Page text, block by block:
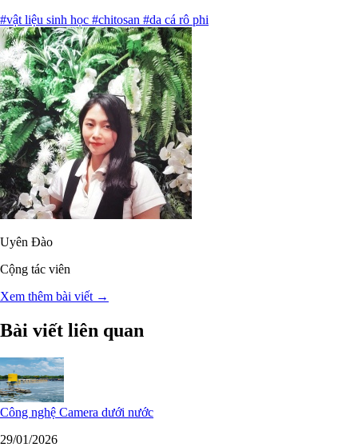
#vật liệu sinh học #chitosan #da cá rô phi
Uyên Đào
Cộng tác viên
Xem thêm bài viết →
Bài viết liên quan
Công nghệ Camera dưới nước
29/01/2026